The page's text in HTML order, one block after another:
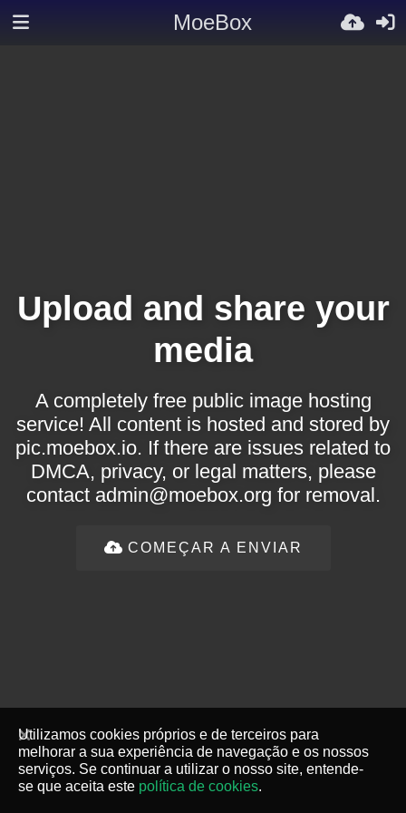
MoeBox
Upload and share your
media
A completely free public image hosting
service! All content is hosted and stored by
pic.moebox.io. If there are issues related to
DMCA, privacy, or legal matters, please
contact admin@moebox.org for removal.
COMEÇAR A ENVIAR
Utilizamos cookies próprios e de terceiros para
melhorar a sua experiência de navegação e os nossos
serviços. Se continuar a utilizar o nosso site, entende-
se que aceita este política de cookies.